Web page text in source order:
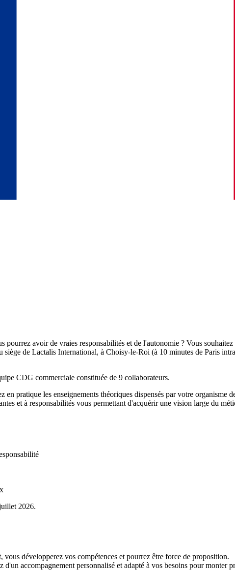
pourrez avoir de vraies responsabilités et de l'autonomie ? Vous
de Lactalis International, à Choisy-le-Roi (à 10 minutes de Paris
CDG commerciale constituée de 9 collaborateurs.
en pratique les enseignements théoriques dispensés par votre
et à responsabilités vous permettant d'acquérir une vision large du
2026.
développerez vos compétences et pourrez être force de proposition.
accompagnement personnalisé et adapté à vos besoins pour monter